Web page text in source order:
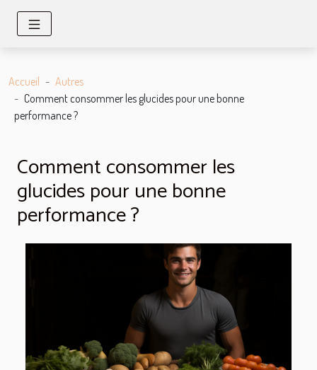
Accueil
Autres
Comment consommer les glucides pour une bonne
performance ?
Comment consommer les
glucides pour une bonne
performance ?